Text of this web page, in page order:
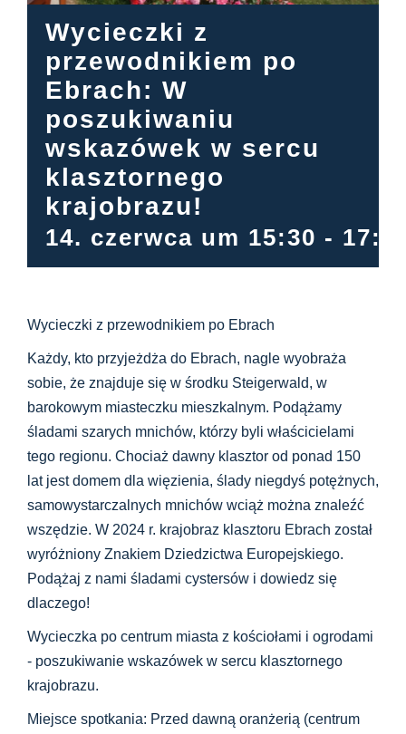
Centrum informacyjne
Pliki do pobrania
Miejsce nauki
Dziedzictwo kulinarne
Łatwy język
Wycieczki z
przewodnikiem po
Ebrach: W
poszukiwaniu
wskazówek w sercu
klasztornego
krajobrazu!
14. czerwca um 15:30 -
Wycieczki z przewodnikiem po Ebrach
Każdy, kto przyjeżdża do Ebrach, nagle wyobraża
sobie, że znajduje się w środku Steigerwald, w
barokowym miasteczku mieszkalnym. Podążamy
śladami szarych mnichów, którzy byli właścicielami
tego regionu. Chociaż dawny klasztor od ponad 150
lat jest domem dla więzienia, ślady niegdyś potężnych,
samowystarczalnych mnichów wciąż można znaleźć
wszędzie. W 2024 r. krajobraz klasztoru Ebrach został
wyróżniony Znakiem Dziedzictwa Europejskiego.
Podążaj z nami śladami cystersów i dowiedz się
dlaczego!
Wycieczka po centrum miasta z kościołami i ogrodami
- poszukiwanie wskazówek w sercu klasztornego
krajobrazu.
Miejsce spotkania: Przed dawną oranżerią (centrum